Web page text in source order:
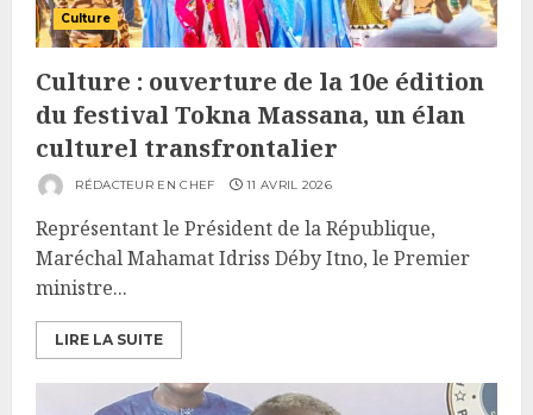
Culture
Culture : ouverture de la 10e édition
du festival Tokna Massana, un élan
culturel transfrontalier
RÉDACTEUR EN CHEF 11 AVRIL 2026
Représentant le Président de la République,
Maréchal Mahamat Idriss Déby Itno, le Premier
ministre...
LIRE LA SUITE